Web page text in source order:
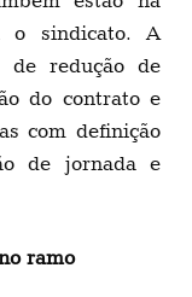
o sindicato. A
de redução de
do contrato e
com definição
de jornada e
ramo